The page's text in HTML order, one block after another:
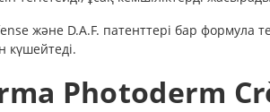
және D.A.F. патенттері бар формула
күшейтеді.
Photoderm